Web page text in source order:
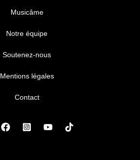
Musicâme
Notre équipe
Soutenez-nous
Mentions légales
Contact